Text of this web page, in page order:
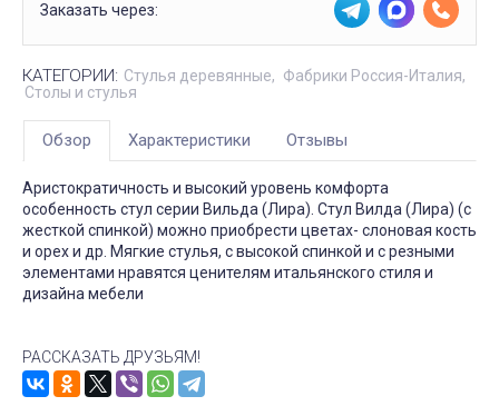
Заказать через:
КАТЕГОРИИ: Стулья деревянные
Фабрики Россия-Италия
Столы и стулья
Обзор Характеристики Отзывы
Аристократичность и высокий уровень комфорта
особенность стул серии Вильда (Лира). Стул Вилда (Лира) (с
жесткой спинкой) можно приобрести цветах- слоновая кость
и орех и др. Мягкие стулья, с высокой спинкой и с резными
элементами нравятся ценителям итальянского стиля и
дизайна мебели
РАССКАЗАТЬ ДРУЗЬЯМ!